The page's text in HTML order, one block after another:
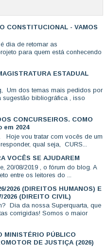
CONSTITUCIONAL - VAMOS
dia de retomar as
para quem está conhecendo
ESTADUAL
Um dos temas mais pedidos por
bibliográfica , isso
CONCURSEIROS. COMO
em 2024
vou tratar com vocês de um
qual seja, CURS...
VOCÊS SE AJUDAREM
20/08/2019 , o fórum do blog. A
entre os leitores do ...
2026 (DIREITOS HUMANOS) E
2026 (DIREITO CIVIL)
Dia da nossa Superquarta, que
corrigidas! Somos o maior
MINISTÉRIO PÚBLICO
DE JUSTIÇA (2026)